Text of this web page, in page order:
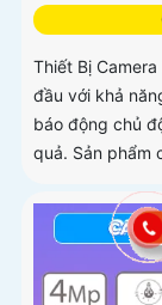
Thiết Bị
đầu với khả
báo động chủ
quả. Sản phẩm